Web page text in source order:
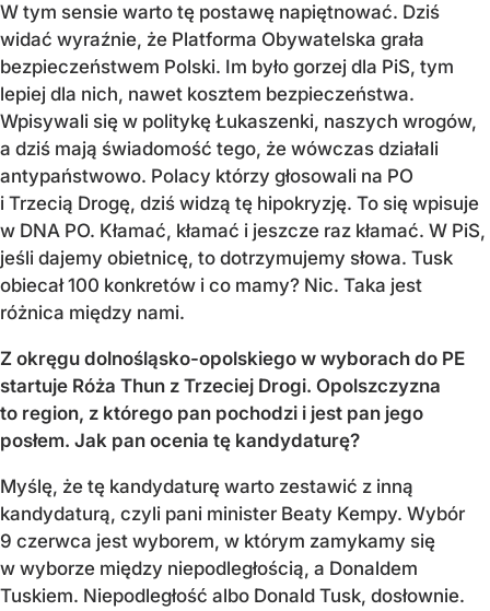
W tym sensie warto tę postawę napiętnować. Dziś
widać wyraźnie, że Platforma Obywatelska grała
bezpieczeństwem Polski. Im było gorzej dla PiS, tym
lepiej dla nich, nawet kosztem bezpieczeństwa.
Wpisywali się w politykę Łukaszenki, naszych wrogów,
a dziś mają świadomość tego, że wówczas działali
antypaństwowo. Polacy którzy głosowali na PO
i Trzecią Drogę, dziś widzą tę hipokryzję. To się wpisuje
w DNA PO. Kłamać, kłamać i jeszcze raz kłamać. W PiS,
jeśli dajemy obietnicę, to dotrzymujemy słowa. Tusk
obiecał 100 konkretów i co mamy? Nic. Taka jest
różnica między nami.
Z okręgu dolnośląsko-opolskiego w wyborach do PE
startuje Róża Thun z Trzeciej Drogi. Opolszczyzna
to region, z którego pan pochodzi i jest pan jego
posłem. Jak pan ocenia tę kandydaturę?
Myślę, że tę kandydaturę warto zestawić z inną
kandydaturą, czyli pani minister Beaty Kempy. Wybór
9 czerwca jest wyborem, w którym zamykamy się
w wyborze między niepodległością, a Donaldem
Tuskiem. Niepodległość albo Donald Tusk, dosłownie.